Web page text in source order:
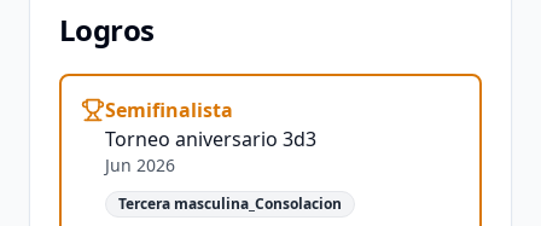
Logros
Semifinalista
Torneo aniversario 3d3
Jun 2026
Tercera masculina_Consolacion